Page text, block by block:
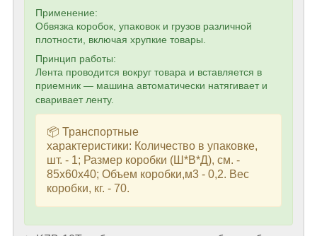
Применение:
Обвязка коробок, упаковок и грузов различной
плотности, включая хрупкие товары.
Принцип работы:
Лента проводится вокруг товара и вставляется в
приемник — машина автоматически натягивает и
сваривает ленту.
📦 Транспортные
характеристики: Количество в упаковке,
шт. - 1; Размер коробки (Ш*В*Д), см. -
85х60х40; Объем коробки,м3 - 0,2. Вес
коробки, кг. - 70.